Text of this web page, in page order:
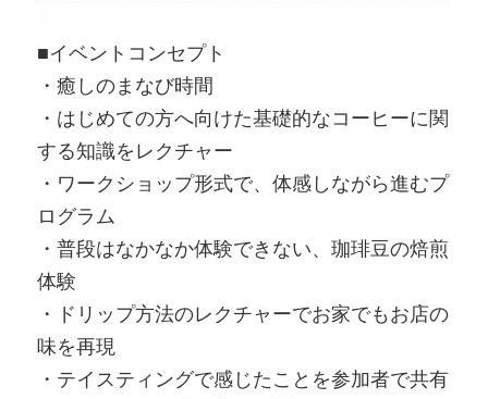
■イベントコンセプト
・癒しのまなび時間
・はじめての方へ向けた基礎的なコーヒーに関
する知識をレクチャー
・ワークショップ形式で、体感しながら進むプ
ログラム
・普段はなかなか体験できない、珈琲豆の焙煎
体験
・ドリップ方法のレクチャーでお家でもお店の
味を再現
・テイスティングで感じたことを参加者で共有